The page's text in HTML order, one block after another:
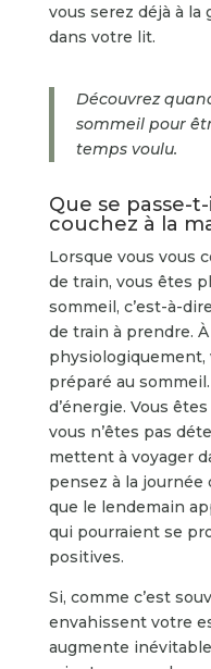
vous serez déjà à la
dans votre lit.
Découvrez
sommeil pour
temps voulu.
Que se passe-
couchez à la
Lorsque vous vous
de train, vous êtes
sommeil, c’est-à-
de train à prendre.
physiologiquement,
préparé au
d’énergie. Vous
vous n’êtes pas
mettent à voyager
pensez à la journée
que le lendemain
qui pourraient se
positives.
Si, comme c’est
envahissent votre
augmente